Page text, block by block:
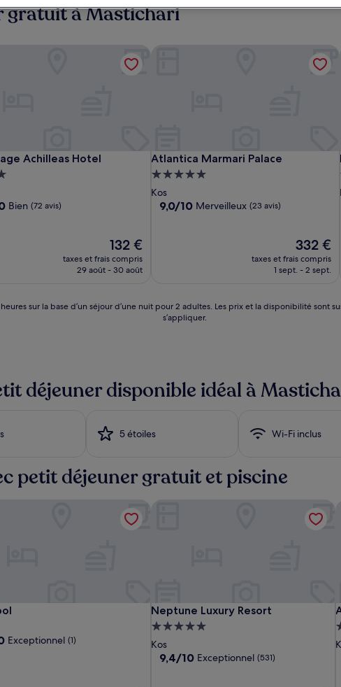
gratuit à Mastichari
Achilleas Hotel
Achilleas Hotel
Bien (72 avis)
Le
nouveau
prix
132 €
132 €
taxes et frais compris
29 août - 30 août
Atlantica Marmari Palace
Atlantica Marmari Palace
Hébergement
5.0 étoiles
Kos
9.0
9,0/10 Merveilleux (23 avis)
Le
nouveau
prix
332 €
332 €
taxes et frais compris
1 sept. - 2 sept.
sur la base d’un séjour d’une nuit pour 2 adultes. Les prix et la disponibilité
s’appliquer.
déjeuner disponible idéal à
5 étoiles Wi-Fi inclus
petit déjeuner gratuit et piscine
Eurovillage
Achilleas
Hotel
Luis
Pool
Exceptionnel (1)
Neptune
Luxury
Resort
Neptune Luxury Resort
Neptune Luxury Resort
Hébergement
5.0 étoiles
Kos
9.4
9,4/10 Exceptionnel (531)